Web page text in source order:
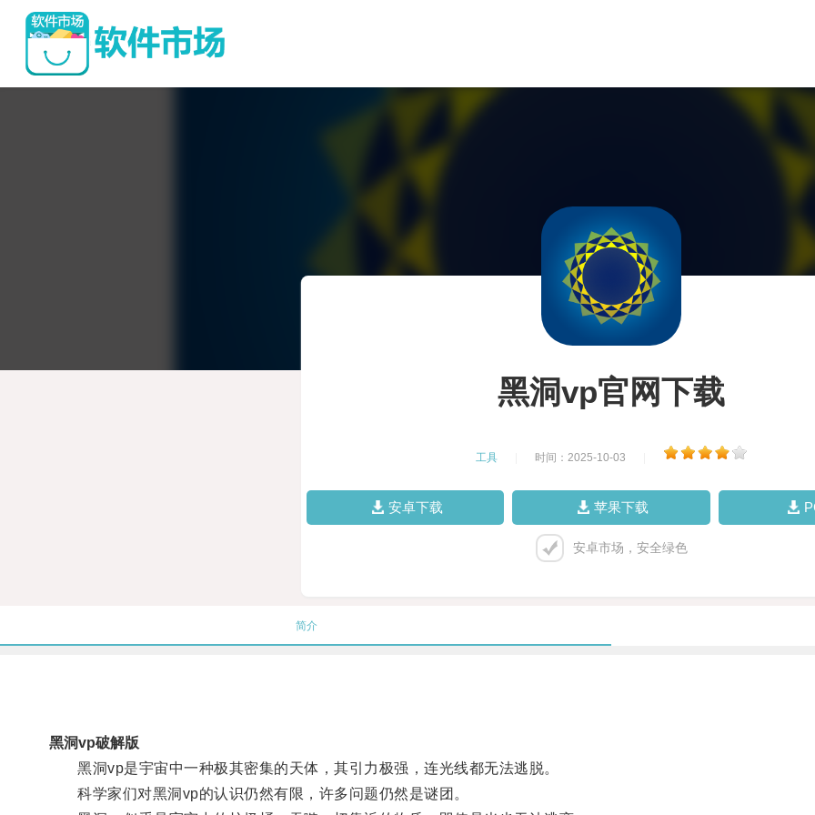
黑洞vp官网下载
工具 时间：2025-10-03
安卓下载 苹果下载
安卓市场，安全绿色
简介
黑洞vp破解版
黑洞vp是宇宙中一种极其密集的天体，其引力极强，连光线都无法逃脱。
科学家们对黑洞vp的认识仍然有限，许多问题仍然是谜团。